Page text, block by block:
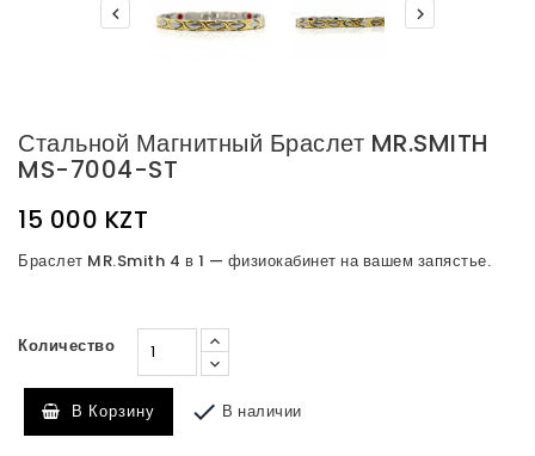
 
Стальной Магнитный Браслет MR.SMITH
MS-7004-ST
15 000 KZT
Браслет MR.Smith 4 в 1 — физиокабинет на вашем запястье.
Количество
В Корзину  В наличии